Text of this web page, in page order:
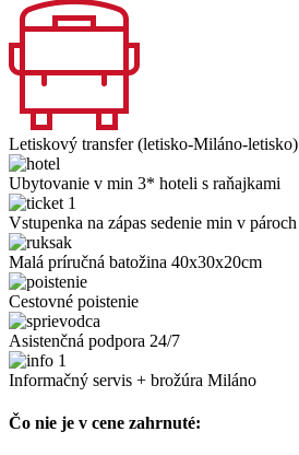
Letiskový transfer (letisko-Miláno-letisko)
Ubytovanie v min 3* hoteli s raňajkami
Vstupenka na zápas sedenie min v pároch
Malá príručná batožina 40x30x20cm
Cestovné poistenie
Asistenčná podpora 24/7
Informačný servis + brožúra Miláno
Čo nie je v cene zahrnuté: